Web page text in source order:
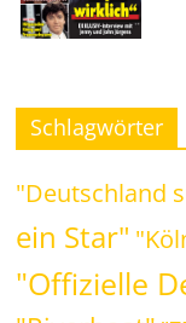
Schlagwörter
"Deutschland
ein Star"
"Offizielle